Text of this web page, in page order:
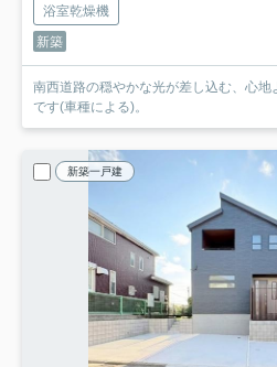
浴室乾燥機
新築
南西道路の穏やかな光が差し込む、心
です(車種による)。
新築一戸建